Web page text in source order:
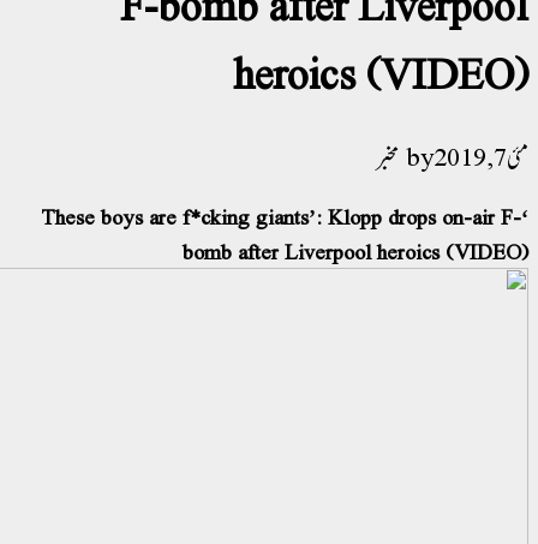
heroics
مخبر
‘These boys are f*cking giants’: Klopp drops on-air
bomb after Liverpool heroics